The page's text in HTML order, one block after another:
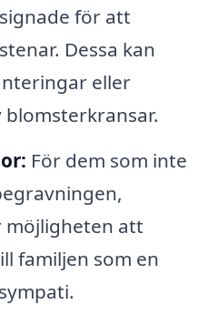
för att
Dessa kan
eller
För dem som inte
att
familjen som en